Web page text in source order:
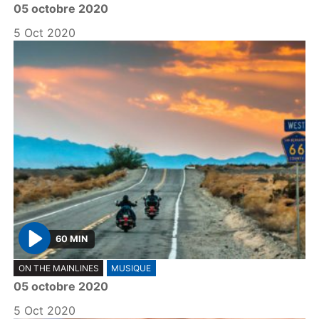
a
y
05 octobre 2020
5 Oct 2020
P
l
a
y
60 MIN
ON THE MAINLINES MUSIQUE
05 octobre 2020
5 Oct 2020